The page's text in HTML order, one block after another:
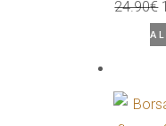
24.90€
Il